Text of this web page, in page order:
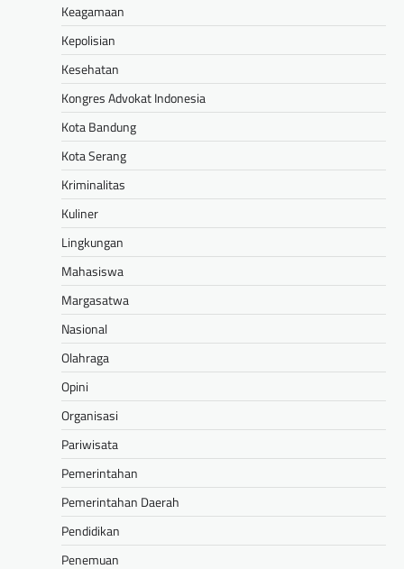
Keagamaan
Kepolisian
Kesehatan
Kongres Advokat Indonesia
Kota Bandung
Kota Serang
Kriminalitas
Kuliner
Lingkungan
Mahasiswa
Margasatwa
Nasional
Olahraga
Opini
Organisasi
Pariwisata
Pemerintahan
Pemerintahan Daerah
Pendidikan
Penemuan